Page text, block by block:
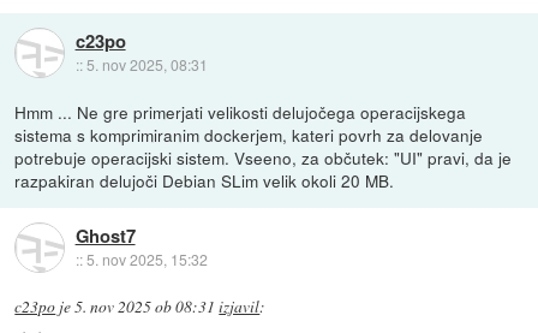
c23po
:: 5. nov 2025, 08:31
Hmm ... Ne gre primerjati velikosti delujočega operacijskega
sistema s komprimiranim dockerjem, kateri povrh za delovanje
potrebuje operacijski sistem. Vseeno, za občutek: "UI" pravi, da je
razpakiran delujoči Debian SLim velik okoli 20 MB.
Ghost7
::5. nov 2025, 15:32
c23po je5. nov 2025 ob 08:31 izjavil: